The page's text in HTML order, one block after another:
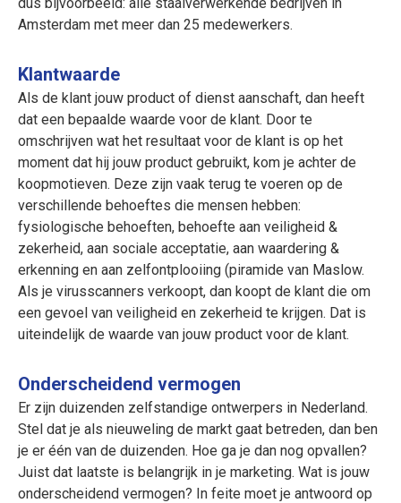
Amsterdam met meer dan 25 medewerkers.
Klantwaarde
Als de klant jouw product of dienst aanschaft, dan heeft
dat een bepaalde waarde voor de klant. Door te
omschrijven wat het resultaat voor de klant is op het
moment dat hij jouw product gebruikt, kom je achter de
koopmotieven. Deze zijn vaak terug te voeren op de
verschillende behoeftes die mensen hebben:
fysiologische behoeften, behoefte aan veiligheid &
zekerheid, aan sociale acceptatie, aan waardering &
erkenning en aan zelfontplooiing (piramide van Maslow.
Als je virusscanners verkoopt, dan koopt de klant die om
een gevoel van veiligheid en zekerheid te krijgen. Dat is
uiteindelijk de waarde van jouw product voor de klant.
Onderscheidend vermogen
Er zijn duizenden zelfstandige ontwerpers in Nederland.
Stel dat je als nieuweling de markt gaat betreden, dan ben
je er één van de duizenden. Hoe ga je dan nog opvallen?
Juist dat laatste is belangrijk in je marketing. Wat is jouw
onderscheidend vermogen? In feite moet je antwoord op